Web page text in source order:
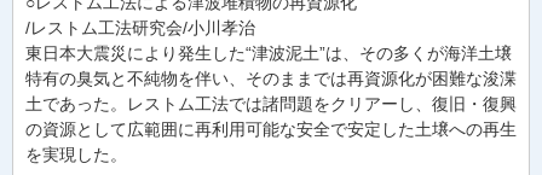
/レストム工法研究会/小川孝治
東日本大震災により発生した“津波泥土”は、その多くが海洋土壌
特有の臭気と不純物を伴い、そのままでは再資源化が困難な浚渫
土であった。レストム工法では諸問題をクリアーし、復旧・復興
の資源として広範囲に再利用可能な安全で安定した土壌への再生
を実現した。